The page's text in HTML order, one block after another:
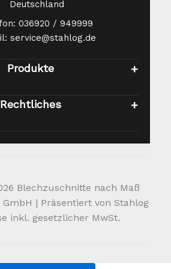
Deutschland
036920 / 949999
service@stahlog.de
Produkte
Rechtliches
Blechzuschnitte nach Maß
| Präsentiert von Stahlog
inkl. gesetzlicher MwSt.